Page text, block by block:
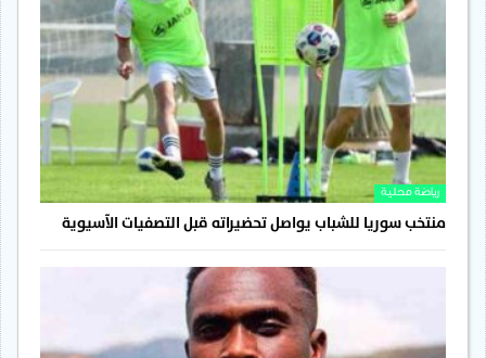
رياضة محلية
منتخب سوريا للشباب يواصل تحضيراته قبل التصفيات الآسيوية